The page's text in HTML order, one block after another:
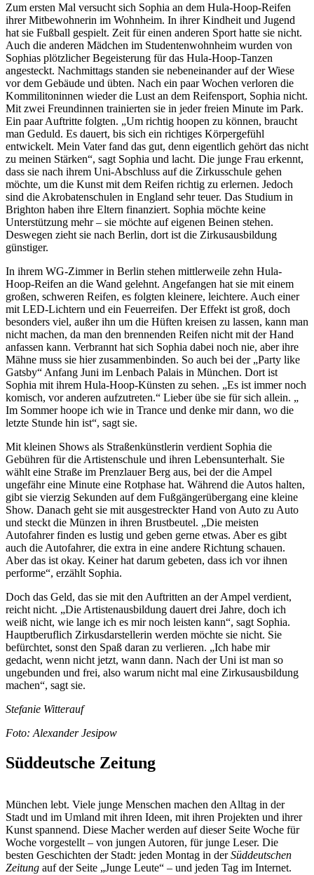
Zum ersten Mal versucht sich Sophia an dem Hula-Hoop-Reifen
ihrer Mitbewohnerin im Wohnheim. In ihrer Kindheit und Jugend
hat sie Fußball gespielt. Zeit für einen anderen Sport hatte sie nicht.
Auch die anderen Mädchen im Studentenwohnheim wurden von
Sophias plötzlicher Begeisterung für das Hula-Hoop-Tanzen
angesteckt. Nachmittags standen sie nebeneinander auf der Wiese
vor dem Gebäude und übten. Nach ein paar Wochen verloren die
Kommilitoninnen wieder die Lust an dem Reifensport, Sophia nicht.
Mit zwei Freundinnen trainierten sie in jeder freien Minute im Park.
Ein paar Auftritte folgten. „Um richtig hoopen zu können, braucht
man Geduld. Es dauert, bis sich ein richtiges Körpergefühl
entwickelt. Mein Vater fand das gut, denn eigentlich gehört das nicht
zu meinen Stärken“, sagt Sophia und lacht. Die junge Frau erkennt,
dass sie nach ihrem Uni-Abschluss auf die Zirkusschule gehen
möchte, um die Kunst mit dem Reifen richtig zu erlernen. Jedoch
sind die Akrobatenschulen in England sehr teuer. Das Studium in
Brighton haben ihre Eltern finanziert. Sophia möchte keine
Unterstützung mehr – sie möchte auf eigenen Beinen stehen.
Deswegen zieht sie nach Berlin, dort ist die Zirkusausbildung
günstiger.
In ihrem WG-Zimmer in Berlin stehen mittlerweile zehn Hula-
Hoop-Reifen an die Wand gelehnt. Angefangen hat sie mit einem
großen, schweren Reifen, es folgten kleinere, leichtere. Auch einer
mit LED-Lichtern und ein Feuerreifen. Der Effekt ist groß, doch
besonders viel, außer ihn um die Hüften kreisen zu lassen, kann man
nicht machen, da man den brennenden Reifen nicht mit der Hand
anfassen kann. Verbrannt hat sich Sophia dabei noch nie, aber ihre
Mähne muss sie hier zusammenbinden. So auch bei der „Party like
Gatsby“ Anfang Juni im Lenbach Palais in München. Dort ist
Sophia mit ihrem Hula-Hoop-Künsten zu sehen. „Es ist immer noch
komisch, vor anderen aufzutreten.“ Lieber übe sie für sich allein. „
Im Sommer hoope ich wie in Trance und denke mir dann, wo die
letzte Stunde hin ist“, sagt sie.
Mit kleinen Shows als Straßenkünstlerin verdient Sophia die
Gebühren für die Artistenschule und ihren Lebensunterhalt. Sie
wählt eine Straße im Prenzlauer Berg aus, bei der die Ampel
ungefähr eine Minute eine Rotphase hat. Während die Autos halten,
gibt sie vierzig Sekunden auf dem Fußgängerübergang eine kleine
Show. Danach geht sie mit ausgestreckter Hand von Auto zu Auto
und steckt die Münzen in ihren Brustbeutel. „Die meisten
Autofahrer finden es lustig und geben gerne etwas. Aber es gibt
auch die Autofahrer, die extra in eine andere Richtung schauen.
Aber das ist okay. Keiner hat darum gebeten, dass ich vor ihnen
performe“, erzählt Sophia.
Doch das Geld, das sie mit den Auftritten an der Ampel verdient,
reicht nicht. „Die Artistenausbildung dauert drei Jahre, doch ich
weiß nicht, wie lange ich es mir noch leisten kann“, sagt Sophia.
Hauptberuflich Zirkusdarstellerin werden möchte sie nicht. Sie
befürchtet, sonst den Spaß daran zu verlieren. „Ich habe mir
gedacht, wenn nicht jetzt, wann dann. Nach der Uni ist man so
ungebunden und frei, also warum nicht mal eine Zirkusausbildung
machen“, sagt sie.
Stefanie Witterauf
Foto: Alexander Jesipow
Süddeutsche Zeitung
München lebt. Viele junge Menschen machen den Alltag in der
Stadt und im Umland mit ihren Ideen, mit ihren Projekten und ihrer
Kunst spannend. Diese Macher werden auf dieser Seite Woche für
Woche vorgestellt – von jungen Autoren, für junge Leser. Die
besten Geschichten der Stadt: jeden Montag in derSüddeutschen
Zeitung auf der Seite „Junge Leute“ – und jeden Tag im Internet.